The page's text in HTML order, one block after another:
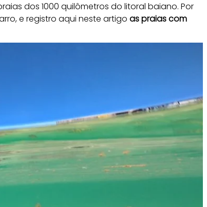
dos 1000 quilômetros do litoral baiano. Por
e registro aqui neste artigo as praias com